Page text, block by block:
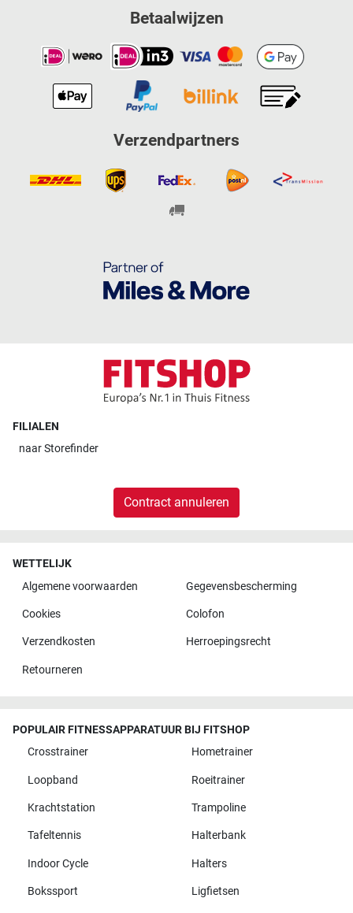
Betaalwijzen
Verzendpartners
FILIALEN
naarStorefinder
Contract annuleren
WETTELIJK
Algemene voorwaarden
Gegevensbescherming
Cookies Colofon
Verzendkosten Herroepingsrecht
Retourneren
POPULAIR FITNESSAPPARATUUR BIJ FITSHOP
Crosstrainer
Hometrainer
Loopband Roeitrainer
Krachtstation Trampoline
Tafeltennis Halterbank
Indoor Cycle Halters
Bokssport Ligfietsen